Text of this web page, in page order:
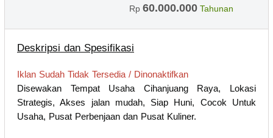
Rp 60.000.000 Tahunan
Deskripsi dan Spesifikasi
Iklan Sudah Tidak Tersedia / Dinonaktifkan
Disewakan Tempat Usaha Cihanjuang Raya, Lokasi
Strategis, Akses jalan mudah, Siap Huni, Cocok Untuk
Usaha, Pusat Perbenjaan dan Pusat Kuliner.